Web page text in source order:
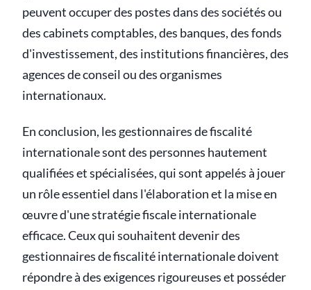
peuvent occuper des postes dans des sociétés ou
des cabinets comptables, des banques, des fonds
d'investissement, des institutions financières, des
agences de conseil ou des organismes
internationaux.
En conclusion, les gestionnaires de fiscalité
internationale sont des personnes hautement
qualifiées et spécialisées, qui sont appelés à jouer
un rôle essentiel dans l'élaboration et la mise en
œuvre d'une stratégie fiscale internationale
efficace. Ceux qui souhaitent devenir des
gestionnaires de fiscalité internationale doivent
répondre à des exigences rigoureuses et posséder